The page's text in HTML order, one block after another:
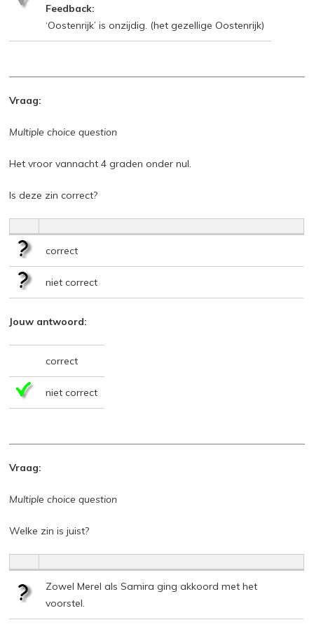
Feedback:
‘Oostenrijk’ is onzijdig. (het gezellige Oostenrijk)
Vraag:
Multiple choice question
Het vroor vannacht 4 graden onder nul.
Is deze zin correct?
correct
niet correct
Jouw antwoord:
correct
niet correct
Vraag:
Multiple choice question
Welke zin is juist?
Zowel Merel als Samira ging akkoord met het
voorstel.